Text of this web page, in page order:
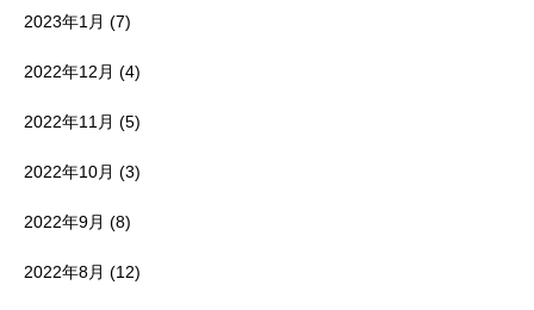
2023年1月 (7)
2022年12月 (4)
2022年11月 (5)
2022年10月 (3)
2022年9月 (8)
2022年8月 (12)